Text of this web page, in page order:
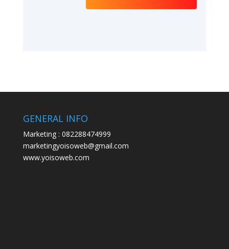
GENERAL INFO
Marketing : 082288474999
marketingyoisoweb@gmail.com
www.yoisoweb.com